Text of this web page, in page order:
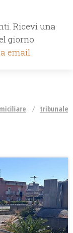
Ricevi una
giorno
email.
tribunale